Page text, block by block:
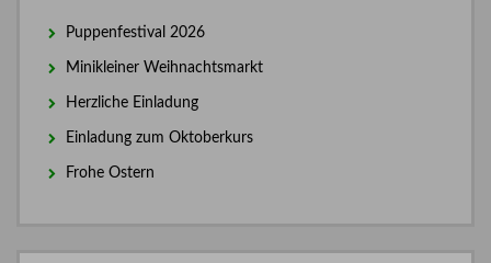
Puppenfestival 2026
Minikleiner Weihnachtsmarkt
Herzliche Einladung
Einladung zum Oktoberkurs
Frohe Ostern